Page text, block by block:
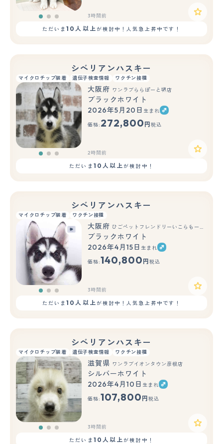
3時間前
ただいま10人以上が検討中！人気急上昇中です！
シベリアンハスキー
マイクロチップ装着 遺伝子検査情報 ワクチン接種
もっと見る
大阪府 ワンラブららぽーと堺店
ブラックホワイト
2026年5月20日 生まれ
価格: 272,800 円 税込
2時間前
ただいま 10人以上が検討中！
シベリアンハスキー
マイクロチップ装着 ワクチン接種
もっと見る
大阪府 ひごペットフレンドリーいこらもーる泉佐野店
ブラックホワイト
2026年4月15日 生まれ
価格:140,800 円 税込
3時間前
ただいま10人以上が検討中！人気急上昇中です！
シベリアンハスキー
マイクロチップ装着 遺伝子検査情報 ワクチン接種
もっと見る
滋賀県 ワンラブイオンタウン彦根店
シルバーホワイト
2026年4月10日 生まれ
価格:107,800 円 税込
3時間前
ただいま 10人以上が検討中！